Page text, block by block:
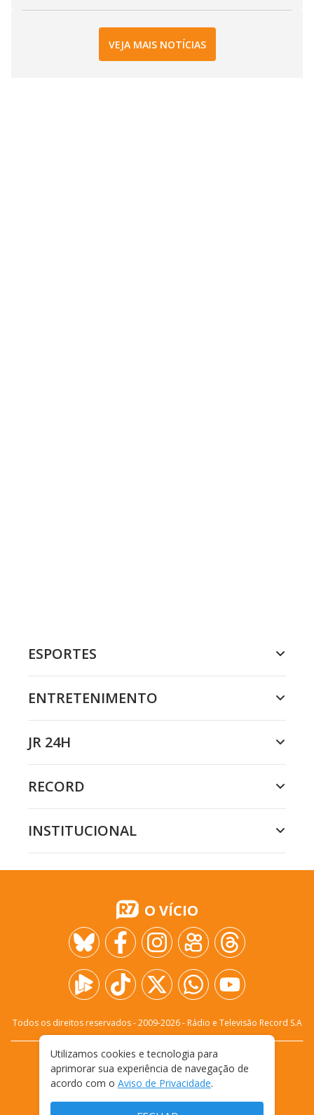
VEJA MAIS NOTÍCIAS
ESPORTES
ENTRETENIMENTO
JR 24H
RECORD
INSTITUCIONAL
O VÍCIO
Todos os direitos reservados - 2009-2026- Rádio e Televisão Record S.A
FALE CONOSCO
PRIVACIDADE
TERMOS E CONDIÇÕES DE USO
Utilizamos cookies e tecnologia para
aprimorar sua experiência de navegação de
acordo com o Aviso de Privacidade.